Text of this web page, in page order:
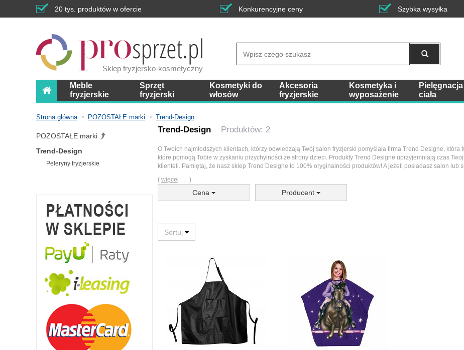
20 tys. produktów w ofercie Konkurencyjne ceny Szybka wysyłka
Sklep fryzjersko-kosmetyczny
Meble
fryzjerskie
Sprzęt
fryzjerski
Kosmetyki do
włosów
Akcesoria
fryzjerskie
Kosmetyka i
wyposażenie
Pielęgnacja
ciała
Strona główna POZOSTAŁE marki Trend-Design
Trend-Design Produktów: 2
O Twoich najmłodszych klientach, którzy odwiedzają Twój salon fryzjerski pomyślała firma Trend Designe,
które pomogą Tobie w zyskaniu przychylności ze strony dzieci. Produkty Trend Designe uprzyjemniają czas
klienteli. Pamiętaj, że nasz sklep Trend Designe to 100% oryginalności produktów! A jeżeli posiadasz salon lub
( więcej . . . )
Cena Producent
POZOSTAŁE marki
Trend-Design
Peleryny fryzjerskie